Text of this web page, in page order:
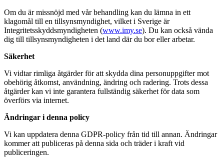
Om du är missnöjd med vår behandling kan du lämna in ett
klagomål till en tillsynsmyndighet, vilket i Sverige är
Integritetsskyddsmyndigheten (www.imy.se). Du kan också vända
dig till tillsynsmyndigheten i det land där du bor eller arbetar.
Säkerhet
Vi vidtar rimliga åtgärder för att skydda dina personuppgifter mot
obehörig åtkomst, användning, ändring och radering. Trots dessa
åtgärder kan vi inte garantera fullständig säkerhet för data som
överförs via internet.
Ändringar i denna policy
Vi kan uppdatera denna GDPR-policy från tid till annan. Ändringar
kommer att publiceras på denna sida och träder i kraft vid
publiceringen.